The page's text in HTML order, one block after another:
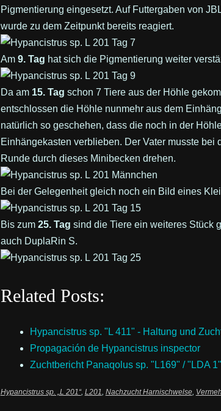
Pigmentierung eingesetzt. Auf Futtergaben von
wurde zu dem Zeitpunkt bereits reagiert.
Am 9. Tag hat sich die Pigmentierung weiter
Da am 15. Tag schon 7 Tiere aus der Höhle
entschlossen die Höhle nunmehr aus dem
natürlich so geschehen, dass die noch in der
Einhängekasten verblieben. Der Vater musste bei
Runde durch dieses Minibecken drehen.
Bei der Gelegenheit gleich noch ein Bild eines
Bis zum 25. Tag sind die Tiere ein weiteres Stück
auch DuplaRin S.
Related Posts:
Hypancistrus sp. "L 411" - Haltung und
Propagación de Hypancistrus inspector
Zuchtbericht Panaqolus sp. "L169" / "LDA 1"
Hypancistrus sp. „L 201“, L201, Nachzucht Harnischwelse,